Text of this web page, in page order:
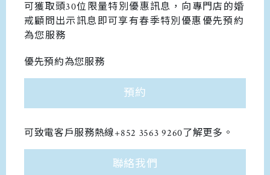
可獲取頭30位限量特別優惠訊息，向專門店的婚
戒顧問出示訊息即可享有春季特別優惠優先預約
為您服務
優先預約為您服務
預約
可致電客戶服務熱線+852 3563 9260了解更多。
聯絡我們